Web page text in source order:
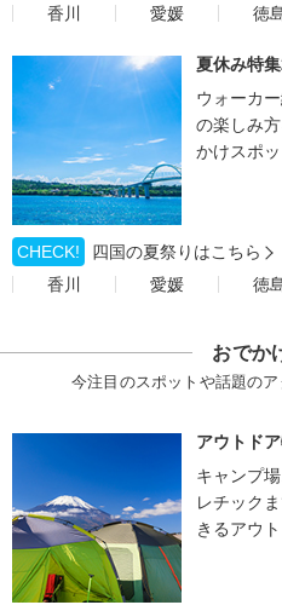
香川
愛媛 徳
夏休み特集
ウォーカ
の楽しみ
かけスポ
CHECK!
四国の夏祭りはこちら
香川
愛媛 徳
おでか
今注目のスポットや話題の
アウトド
キャンプ
レチック
きるアウ